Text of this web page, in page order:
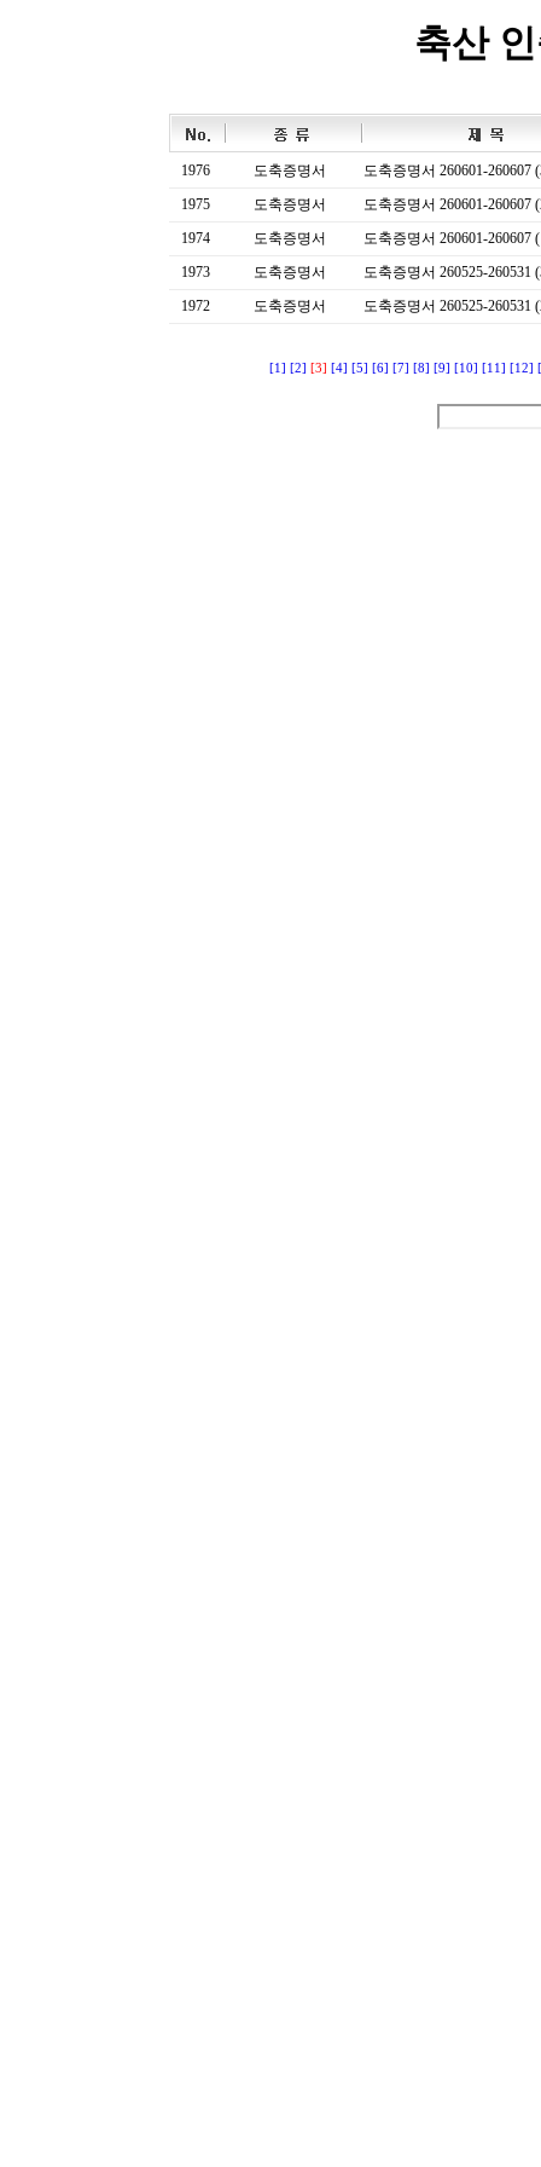
축산
1976 도축증명서
도축증명서 260601-260607
1975
도축증명서
도축증명서 260601-260607
1974
도축증명서
도축증명서 260601-260607
1973
도축증명서
도축증명서 260525-260531
1972
도축증명서 도축증명서 260525-260531
[1] [2] [3] [4] [5] [6] [7] [8] [9] [10] [11] [12]